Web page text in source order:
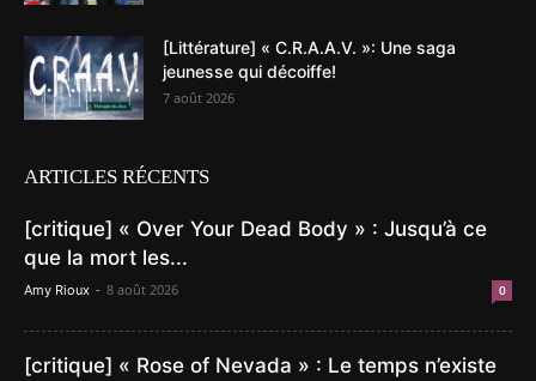
[Littérature] « C.R.A.A.V. »: Une saga
jeunesse qui décoiffe!
7 août 2026
ARTICLES RÉCENTS
[critique] « Over Your Dead Body » : Jusqu’à ce
que la mort les...
Amy Rioux - 8 août 2026 0
[critique] « Rose of Nevada » : Le temps n’existe